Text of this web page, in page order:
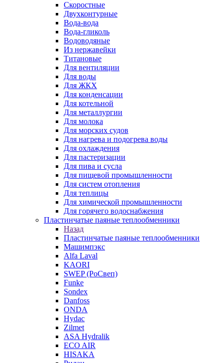
Скоростные
Двухконтурные
Вода-вода
Вода-гликоль
Водоводяные
Из нержавейки
Титановые
Для вентиляции
Для воды
Для ЖКХ
Для конденсации
Для котельной
Для металлургии
Для молока
Для морских судов
Для нагрева и подогрева воды
Для охлаждения
Для пастеризации
Для пива и сусла
Для пищевой промышленности
Для систем отопления
Для теплицы
Для химической промышленности
Для горячего водоснабжения
Пластинчатые паяные теплообменники
Назад
Пластинчатые паяные теплообменники
Машимпэкс
Alfa Laval
KAORI
SWEP (РоСвеп)
Funke
Sondex
Danfoss
ONDA
Hydac
Zilmet
ASA Hydralik
ECO AIR
HISAKA